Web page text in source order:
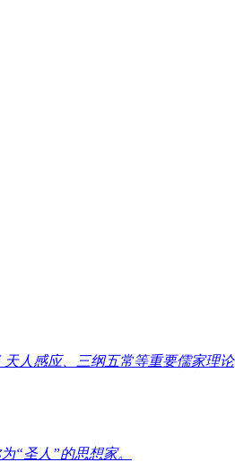
人感应、三纲五常等重要儒家理论
“圣人”的思想家。